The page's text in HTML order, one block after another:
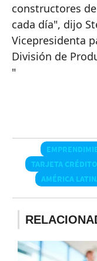
constructores
cada día", dijo
Vicepresidenta
División de
"
TARJETA CRÉDITO
AMÉRICA